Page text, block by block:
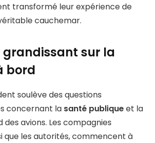
transformé leur expérience de
cauchemar.
grandissant sur la
bord
soulève des questions
concernant la santé publiqueet la
avions. Les compagnies
que les autorités, commencent à